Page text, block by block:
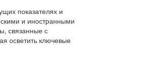
показателях и
и иностранными
связанные с
осветить ключевые